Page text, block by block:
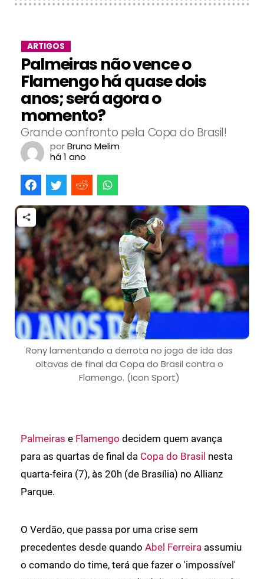
ARTIGOS
Palmeiras não vence o
Flamengo há quase dois
anos; será agora o
momento?
Grande confronto pela Copa do Brasil!
porBruno Melim
há 1 ano
Rony lamentando a derrota no jogo de ida das
oitavas de final da Copa do Brasil contra o
Flamengo. (Icon Sport)
Palmeiras e Flamengo decidem quem avança
para as quartas de final da Copa do Brasil nesta
quarta-feira (7), às 20h (de Brasília) no Allianz
Parque.
O Verdão, que passa por uma crise sem
precedentes desde quando Abel Ferreira assumiu
o comando do time, terá que fazer o 'impossível'